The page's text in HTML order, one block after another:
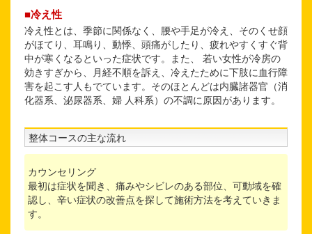
■冷え性
冷え性とは、季節に関係なく、腰や手足が冷え、そのくせ顔
がほてり、耳鳴り、動悸、頭痛がしたり、疲れやすくすぐ背
中が寒くなるといった症状です。また、 若い女性が冷房の
効きすぎから、月経不順を訴え、冷えたために下肢に血行障
害を起こす人もでています。そのほとんどは内臓諸器官（消
化器系、泌尿器系、婦 人科系）の不調に原因があります。
整体コースの主な流れ
カウンセリング
最初は症状を聞き、痛みやシビレのある部位、可動域を確
認し、辛い症状の改善点を探して施術方法を考えていきま
す。